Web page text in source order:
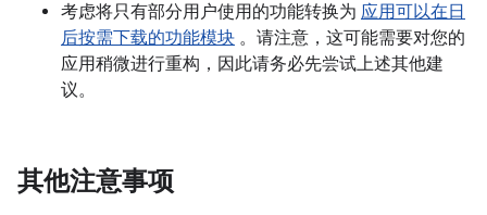
考虑将只有部分用户使用的功能转换为 应用可以在日
后按需下载的功能模块 。请注意，这可能需要对您的
应用稍微进行重构，因此请务必先尝试上述其他建
议。
其他注意事项